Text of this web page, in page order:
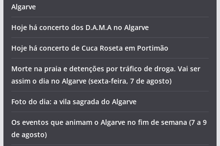
Algarve
Hoje há concerto dos D.A.M.A no Algarve
Hoje há concerto de Cuca Roseta em Portimão
Morte na praia e detenções por tráfico de droga. Vai ser
assim o dia no Algarve (sexta-feira, 7 de agosto)
Foto do dia: a vila sagrada do Algarve
Os eventos que animam o Algarve no fim de semana (7 a 9
de agosto)